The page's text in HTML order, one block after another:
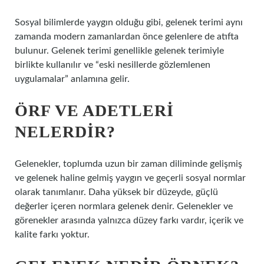
Sosyal bilimlerde yaygın olduğu gibi, gelenek terimi aynı
zamanda modern zamanlardan önce gelenlere de atıfta
bulunur. Gelenek terimi genellikle gelenek terimiyle
birlikte kullanılır ve “eski nesillerde gözlemlenen
uygulamalar” anlamına gelir.
ÖRF VE ADETLERI
NELERDIR?
Gelenekler, toplumda uzun bir zaman diliminde gelişmiş
ve gelenek haline gelmiş yaygın ve geçerli sosyal normlar
olarak tanımlanır. Daha yüksek bir düzeyde, güçlü
değerler içeren normlara gelenek denir. Gelenekler ve
görenekler arasında yalnızca düzey farkı vardır, içerik ve
kalite farkı yoktur.